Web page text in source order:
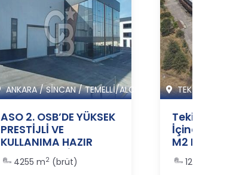
ANKARA/SİNCAN/TEMELLİ/ALCI M
ASO 2. OSB’DE YÜKSEK
PRESTİJLİ VE
KULLANIMA HAZIR
SATILIK FABRİKA
BİNASI - 365517
4255 m2(brüt)
TEKİRDAĞ
Tekirdağ
İçinde
M2
364485
12000 m